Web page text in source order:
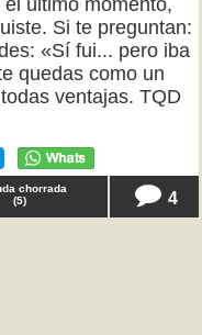
último momento,
Si te preguntan:
«Sí fui... pero iba
quedas como un
ventajas. TQD
chorrada
(5) 4